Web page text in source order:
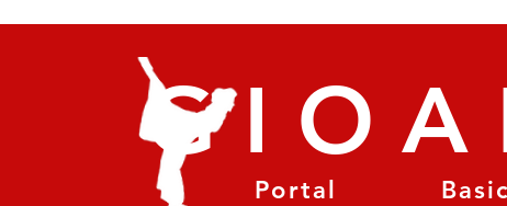
Portal